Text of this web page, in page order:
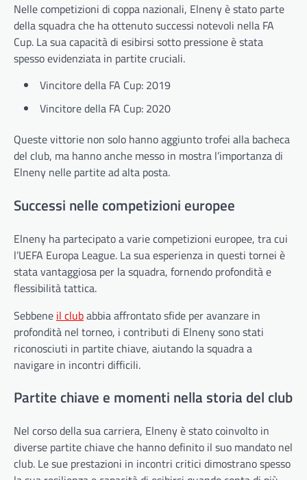
Nelle competizioni di coppa nazionali, Elneny è stato parte
della squadra che ha ottenuto successi notevoli nella FA
Cup. La sua capacità di esibirsi sotto pressione è stata
spesso evidenziata in partite cruciali.
Vincitore della FA Cup: 2019
Vincitore della FA Cup: 2020
Queste vittorie non solo hanno aggiunto trofei alla bacheca
del club, ma hanno anche messo in mostra l’importanza di
Elneny nelle partite ad alta posta.
Successi nelle competizioni europee
Elneny ha partecipato a varie competizioni europee, tra cui
l’UEFA Europa League. La sua esperienza in questi tornei è
stata vantaggiosa per la squadra, fornendo profondità e
flessibilità tattica.
Sebbene il clubabbia affrontato sfide per avanzare in
profondità nel torneo, i contributi di Elneny sono stati
riconosciuti in partite chiave, aiutando la squadra a
navigare in incontri difficili.
Partite chiave e momenti nella storia del club
Nel corso della sua carriera, Elneny è stato coinvolto in
diverse partite chiave che hanno definito il suo mandato nel
club. Le sue prestazioni in incontri critici dimostrano spesso